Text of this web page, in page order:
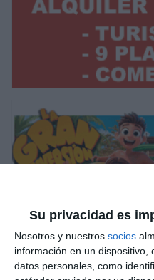
Su privacidad es
Nosotros y nuestros socios
información en un dispositivo,
datos personales, como